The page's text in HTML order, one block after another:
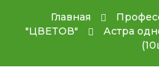
Главная
"ЦВЕТОВ"
Астра